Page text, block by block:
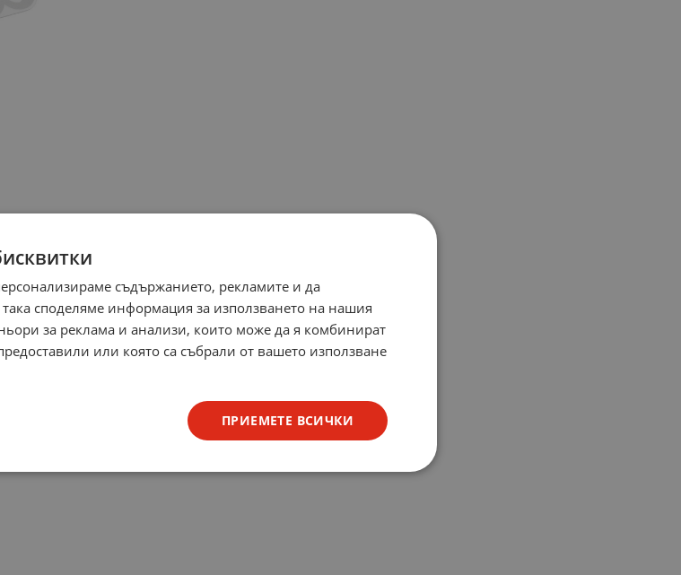
съдържанието, рекламите и да
споделяме информация за използването на нашия
за реклама и анализи, които може да я комбинират
или която са събрали от вашето използване
ПРИЕМЕТЕ ВСИЧКИ